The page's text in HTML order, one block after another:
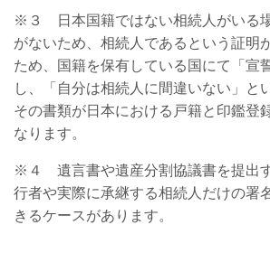
※３ 日本国籍ではない相続人がいる
がないため、相続人であるという証明
ため、国籍を保有している国にて「宣
し、「自分は相続人に間違いない」と
その書類が日本における戸籍と印鑑登
なります。
※４ 遺言書や遺産分割協議書を提出
行者や実際に承継する相続人だけの署
きるケースがあります。